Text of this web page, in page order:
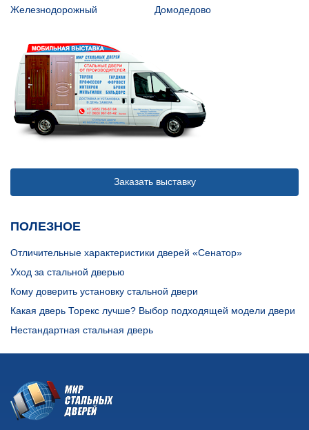
Железнодорожный
Домодедово
Заказать выставку
ПОЛЕЗНОЕ
Отличительные характеристики дверей «Сенатор»
Уход за стальной дверью
Кому доверить установку стальной двери
Какая дверь Торекс лучше? Выбор подходящей модели двери
Нестандартная стальная дверь